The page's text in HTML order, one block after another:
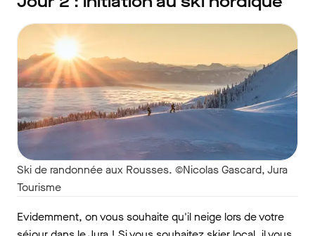
Ski de randonnée aux Rousses. ©Nicolas Gascard, Jura
Tourisme
Evidemment, on vous souhaite qu'il neige lors de votre